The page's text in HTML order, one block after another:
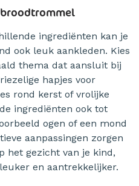
broodtrommel
ingrediënten kan je
ook leuk aankleden. Kies
thema dat aansluit bij
hapjes voor
rond kerst of vrolijke
ingrediënten ook tot
ogen of een mond
aanpassingen zorgen
het gezicht van je kind,
en aantrekkelijker.